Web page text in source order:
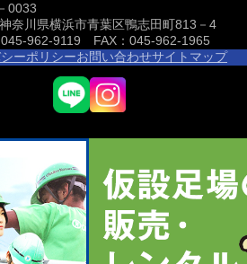
227－0033
奈川県横浜市青葉区鴨志田町813－4
962-9119 FAX：045-962-1965
ーポリシーお問い合わせサイトマップ